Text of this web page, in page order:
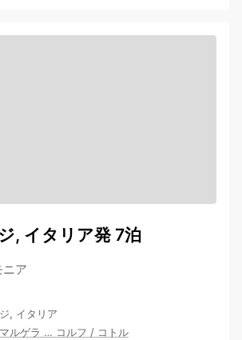
, イタリア発 7泊
ア
, イタリア
マルゲラ … コルフ / コトル